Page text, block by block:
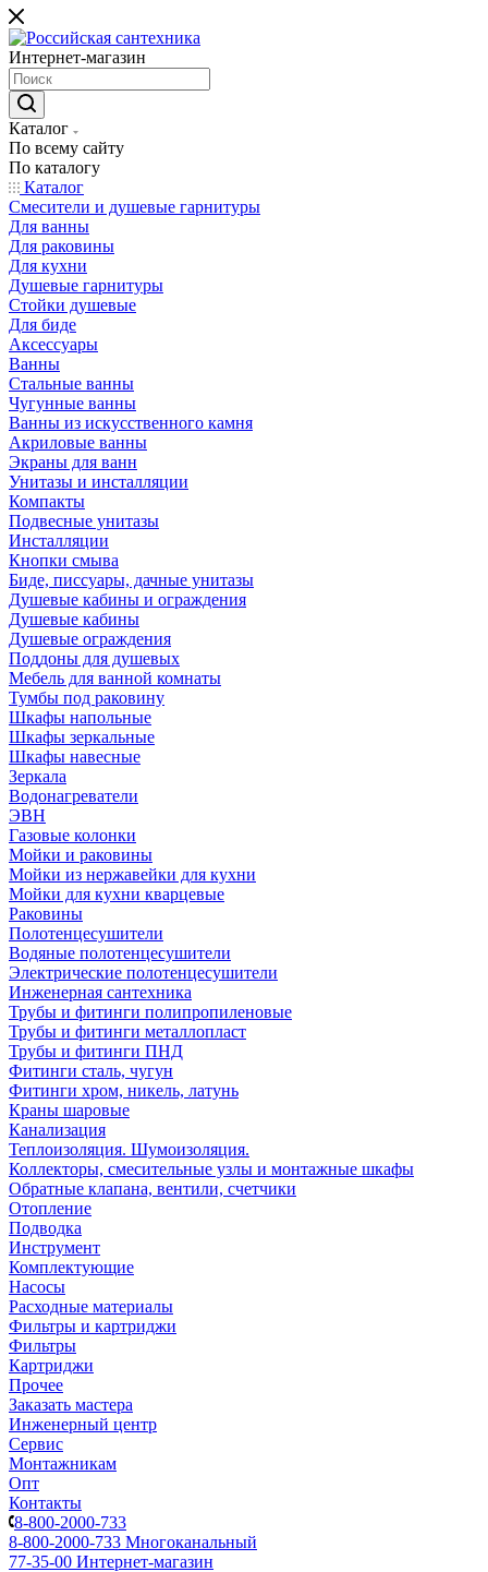
Интернет-магазин
Каталог
По всему сайту
По каталогу
Каталог
Смесители и душевые гарнитуры
Для ванны
Для раковины
Для кухни
Душевые гарнитуры
Стойки душевые
Для биде
Аксессуары
Ванны
Стальные ванны
Чугунные ванны
Ванны из искусственного камня
Акриловые ванны
Экраны для ванн
Унитазы и инсталляции
Компакты
Подвесные унитазы
Инсталляции
Кнопки смыва
Биде, писсуары, дачные унитазы
Душевые кабины и ограждения
Душевые кабины
Душевые ограждения
Поддоны для душевых
Мебель для ванной комнаты
Тумбы под раковину
Шкафы напольные
Шкафы зеркальные
Шкафы навесные
Зеркала
Водонагреватели
ЭВН
Газовые колонки
Мойки и раковины
Мойки из нержавейки для кухни
Мойки для кухни кварцевые
Раковины
Полотенцесушители
Водяные полотенцесушители
Электрические полотенцесушители
Инженерная сантехника
Трубы и фитинги полипропиленовые
Трубы и фитинги металлопласт
Трубы и фитинги ПНД
Фитинги сталь, чугун
Фитинги хром, никель, латунь
Краны шаровые
Канализация
Теплоизоляция. Шумоизоляция.
Коллекторы, смесительные узлы и монтажные шкафы
Обратные клапана, вентили, счетчики
Отопление
Подводка
Инструмент
Комплектующие
Насосы
Расходные материалы
Фильтры и картриджи
Фильтры
Картриджи
Прочее
Заказать мастера
Инженерный центр
Сервис
Монтажникам
Опт
Контакты
8-800-2000-733
8-800-2000-733 Многоканальный
77-35-00 Интернет-магазин